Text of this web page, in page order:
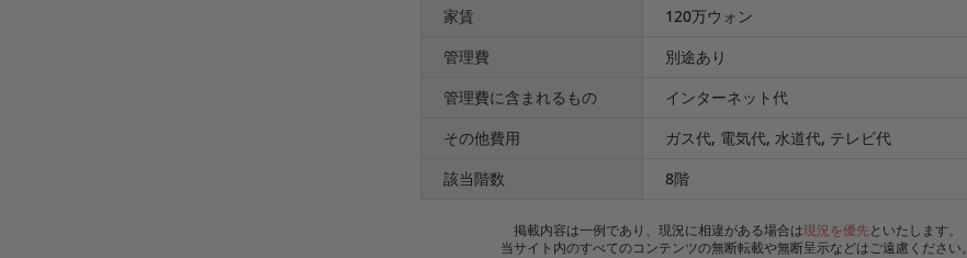
家賃
120万ウォン
管理費
別途あり
管理費に含まれるもの
インターネット代
その他費用
ガス代, 電気代, 水道代, テレビ代
該当階数
8階
掲載内容は一例であり、現況に相違がある場合は現況を優先といたします。
当サイト内のすべてのコンテンツの無断転載や無断呈示などはご遠慮ください。